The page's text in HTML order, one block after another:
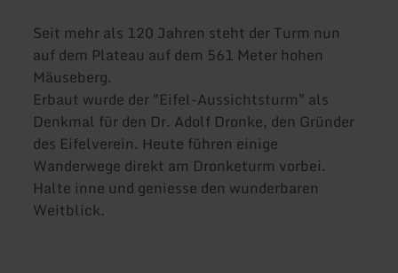
Seit mehr als 120 Jahren steht der Turm nun
auf dem Plateau auf dem 561 Meter hohen
Mäuseberg.
Erbaut wurde der "Eifel-Aussichtsturm" als
Denkmal für den Dr. Adolf Dronke, den Gründer
des Eifelverein. Heute führen einige
Wanderwege direkt am Dronketurm vorbei.
Halte inne und geniesse den wunderbaren
Weitblick.